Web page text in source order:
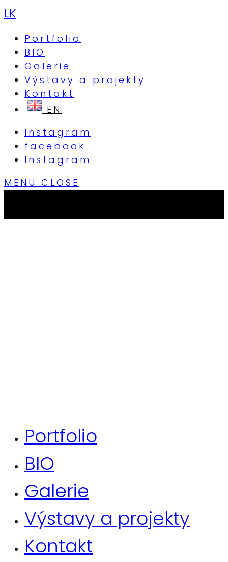
LK
Portfolio
BIO
Galerie
Výstavy a projekty
Kontakt
Instagram
facebook
Instagram
MENU CLOSE
Portfolio
BIO
Galerie
Výstavy a projekty
Kontakt